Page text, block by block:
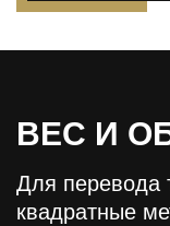
ВЕС И
Для перевода
квадратные